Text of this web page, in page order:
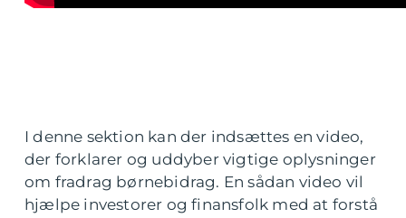
I denne sektion kan der indsættes en video,
der forklarer og uddyber vigtige oplysninger
om fradrag børnebidrag. En sådan video vil
hjælpe investorer og finansfolk med at forstå